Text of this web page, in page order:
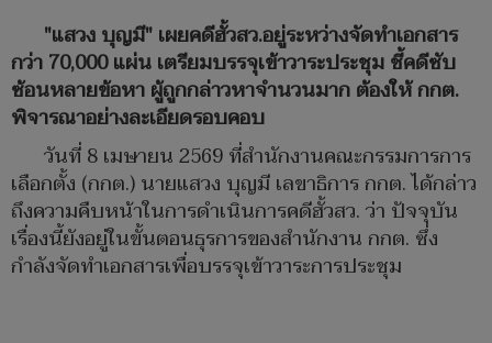
"แสวง บุญมี" เผยคดีฮั้วสว.อยู่ระหว่างจัดทำเอกสาร
กว่า 70,000 แผ่น เตรียมบรรจุเข้าวาระประชุม ชี้คดีซับ
ซ้อนหลายข้อหา ผู้ถูกกล่าวหาจำนวนมาก ต้องให้ กกต.
พิจารณาอย่างละเอียดรอบคอบ
วันที่ 8 เมษายน 2569 ที่สำนักงานคณะกรรมการการ
เลือกตั้ง (กกต.) นายแสวง บุญมี เลขาธิการ กกต. ได้กล่าว
ถึงความคืบหน้าในการดำเนินการคดีฮั้วสว. ว่า ปัจจุบัน
เรื่องนี้ยังอยู่ในขั้นตอนธุรการของสำนักงาน กกต. ซึ่ง
กำลังจัดทำเอกสารเพื่อบรรจุเข้าวาระการประชุม